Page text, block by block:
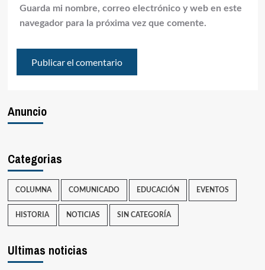
Guarda mi nombre, correo electrónico y web en este
navegador para la próxima vez que comente.
Anuncio
Categorias
COLUMNA COMUNICADO EDUCACIÓN EVENTOS
HISTORIA NOTICIAS SIN CATEGORÍA
Ultimas noticias